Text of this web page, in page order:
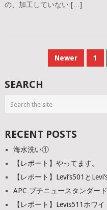
の、加工していない […]
ナ
ビ
ー
ョ
ン
Newer 1
SEARCH
RECENT POSTS
海水洗い①
【レポート】やってます。
【レポート】Levi’s501と
APC プチニュースタンダー
【レポート】Levis511ホワ